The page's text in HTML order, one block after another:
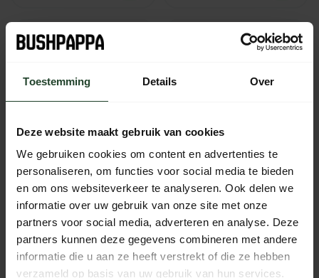
Toestemming Details Over
Deze website maakt gebruik van cookies
We gebruiken cookies om content en advertenties te
personaliseren, om functies voor social media te bieden
en om ons websiteverkeer te analyseren. Ook delen we
informatie over uw gebruik van onze site met onze
partners voor social media, adverteren en analyse. Deze
partners kunnen deze gegevens combineren met andere
informatie die u aan ze heeft verstrekt of die ze hebben
verzameld op basis van uw gebruik van hun services.
Waffle iron
29,95
In stock
Cast-iron baking tray
on three legs
44,49 39,95
In stock